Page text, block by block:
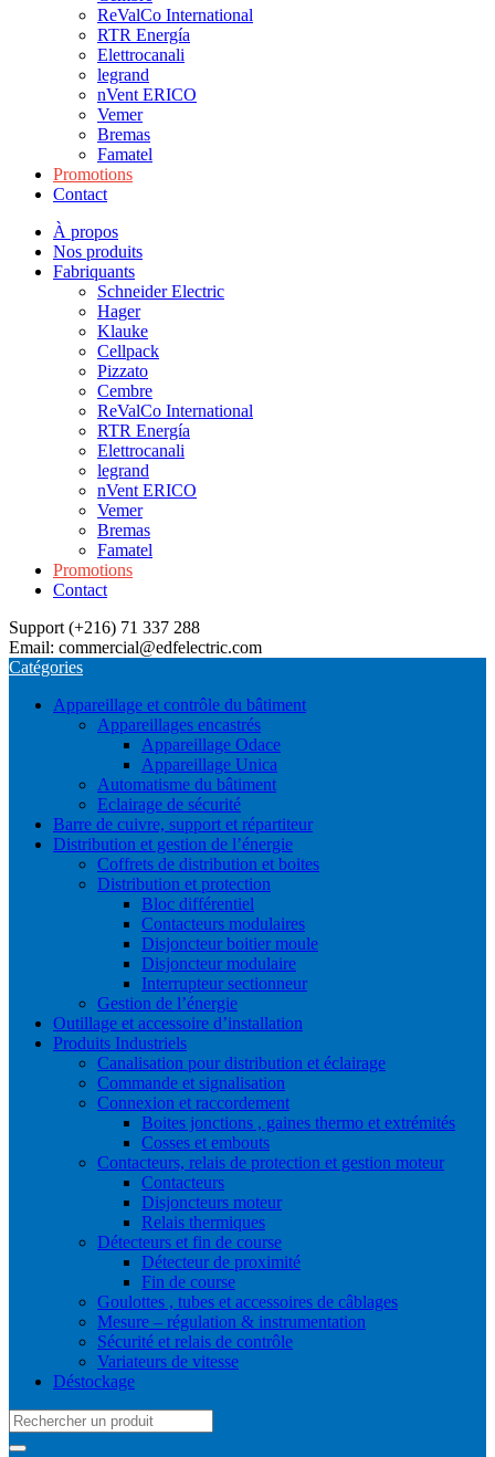
ReValCo International
RTR Energía
Elettrocanali
legrand
nVent ERICO
Vemer
Bremas
Famatel
Promotions
Contact
À propos
Nos produits
Fabriquants
Schneider Electric
Hager
Klauke
Cellpack
Pizzato
Cembre
ReValCo International
RTR Energía
Elettrocanali
legrand
nVent ERICO
Vemer
Bremas
Famatel
Promotions
Contact
Support (+216) 71 337 288
Email: commercial@edfelectric.com
Catégories
Appareillage et contrôle du bâtiment
Appareillages encastrés
Appareillage Odace
Appareillage Unica
Automatisme du bâtiment
Eclairage de sécurité
Barre de cuivre, support et répartiteur
Distribution et gestion de l’énergie
Coffrets de distribution et boites
Distribution et protection
Bloc différentiel
Contacteurs modulaires
Disjoncteur boitier moule
Disjoncteur modulaire
Interrupteur sectionneur
Gestion de l’énergie
Outillage et accessoire d’installation
Produits Industriels
Canalisation pour distribution et éclairage
Commande et signalisation
Connexion et raccordement
Boites jonctions , gaines thermo et extrémités
Cosses et embouts
Contacteurs, relais de protection et gestion moteur
Contacteurs
Disjoncteurs moteur
Relais thermiques
Détecteurs et fin de course
Détecteur de proximité
Fin de course
Goulottes , tubes et accessoires de câblages
Mesure – régulation & instrumentation
Sécurité et relais de contrôle
Variateurs de vitesse
Déstockage
Search
for: